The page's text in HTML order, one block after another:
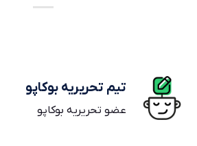
تیم تحریریه بوکاپو
عضو تحریریه بوکاپو